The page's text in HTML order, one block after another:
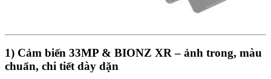
1) Cảm biến 33MP & BIONZ XR – ảnh trong, màu
chuẩn, chi tiết dày dặn